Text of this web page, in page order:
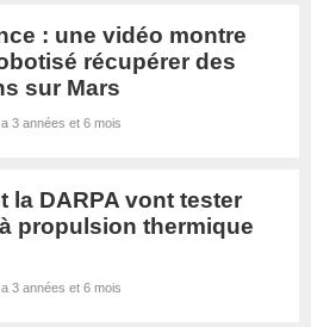
: une vidéo montre
récupérer des
sur Mars
3 années et 6 mois
la DARPA vont tester
propulsion thermique
3 années et 6 mois